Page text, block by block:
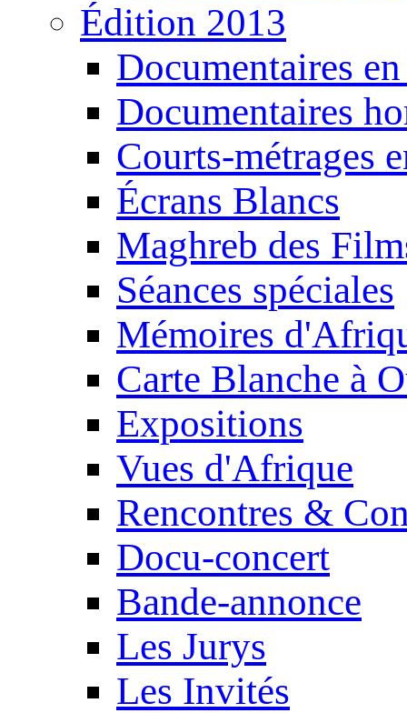
Édition 2013
Documentaires
Documentaires
Courts-métrages
Écrans Blancs
Maghreb des
Séances spéciales
Mémoires
Carte Blanche à
Expositions
Vues d'Afrique
Rencontres &
Docu-concert
Bande-annonce
Les Jurys
Les Invités